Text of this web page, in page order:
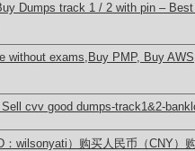
Dumps track 1 / 2 with pin –
without exams,Buy PMP, Buy
cvv good dumps-track1&2-
：wilsonyati）购买人民币（CNY）